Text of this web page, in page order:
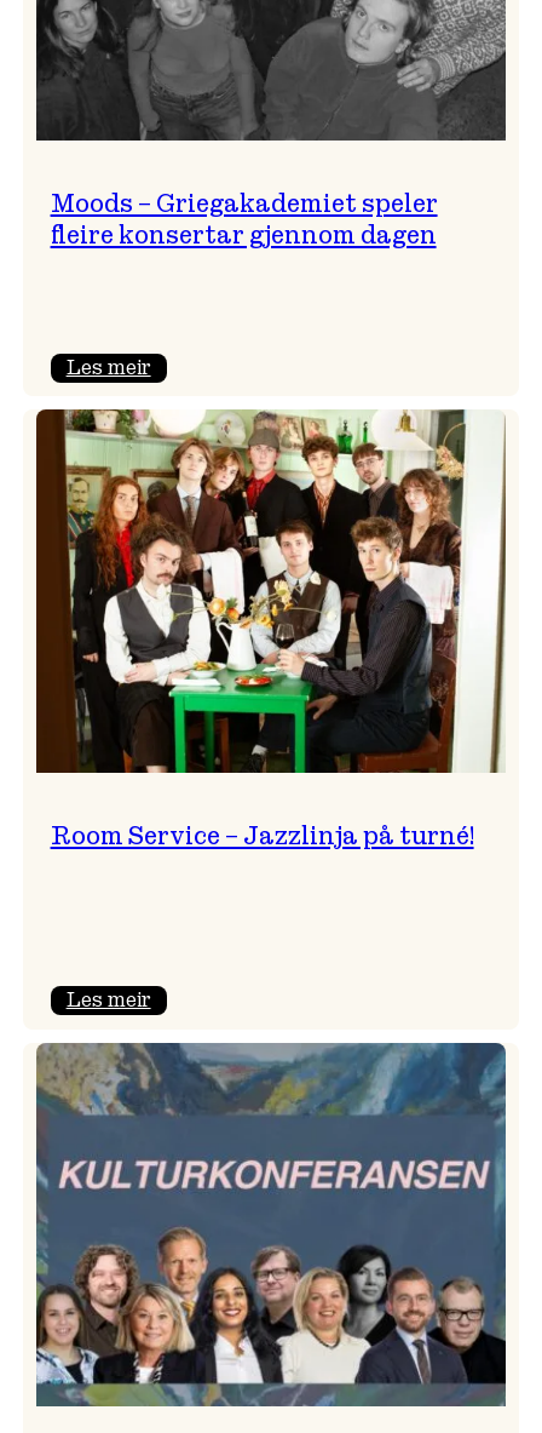
Moods – Griegakademiet speler
fleire konsertar gjennom dagen
Les meir:
–
Griegakademiet
speler
fleire
konsertar
gjennom
dagen
Room Service – Jazzlinja på turné!
Les meir:
Service
–
Jazzlinja
turné!